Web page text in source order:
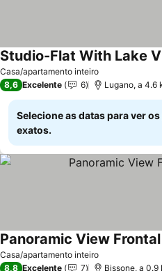
Casa/apartamento inteiro
Studio-Flat With Lake
8,6 Excelente 6 Lugano, a 4.6
Selecione as datas para ver
exatos.
Casa/apartamento inteiro
Panoramic View
8,8 Excelente 7 Bissone, a 0.9